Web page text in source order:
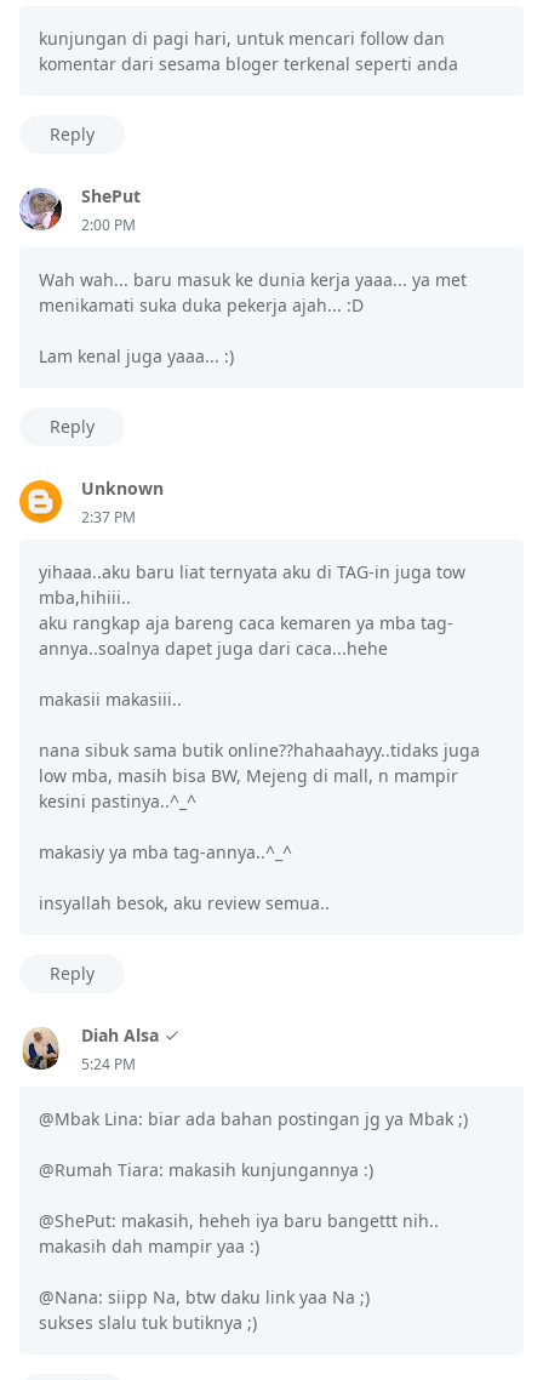
kunjungan di pagi hari, untuk mencari follow dan
komentar dari sesama bloger terkenal seperti anda
Reply
ShePut
2:00 PM
Wah wah... baru masuk ke dunia kerja yaaa... ya met
menikamati suka duka pekerja ajah... :D
Lam kenal juga yaaa... :)
Reply
Unknown
2:37 PM
yihaaa..aku baru liat ternyata aku di TAG-in juga tow
mba,hihiii..
aku rangkap aja bareng caca kemaren ya mba tag-
annya..soalnya dapet juga dari caca...hehe
makasii makasiii..
nana sibuk sama butik online??hahaahayy..tidaks juga
low mba, masih bisa BW, Mejeng di mall, n mampir
kesini pastinya..^_^
makasiy ya mba tag-annya..^_^
insyallah besok, aku review semua..
Reply
Diah Alsa
5:24 PM
@Mbak Lina: biar ada bahan postingan jg ya Mbak ;)
@Rumah Tiara: makasih kunjungannya :)
@ShePut: makasih, heheh iya baru bangettt nih..
makasih dah mampir yaa :)
@Nana: siipp Na, btw daku link yaa Na ;)
sukses slalu tuk butiknya ;)